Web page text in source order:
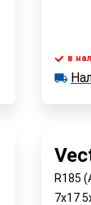
в
в
R185
7x17